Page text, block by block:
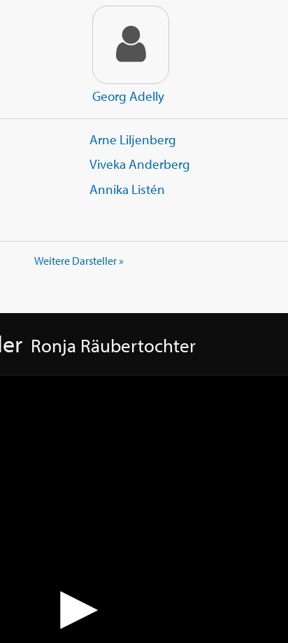
Georg Adelly
Arne Liljenberg
Viveka Anderberg
Annika Listén
Weitere Darsteller »
Ronja Räubertochter